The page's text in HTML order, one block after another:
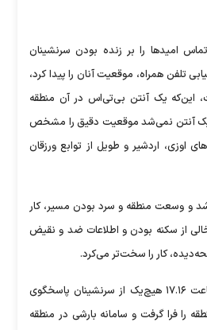
امید‌ها را بر زنده بودن سرنشینان
تلفن همراه، موقعیت آنان را پیدا کرد،
یک آنتن بی‌تی‌اس در آن منطقه
یک آنتن نمی‌شد موقعیت دقیق را مشخص
اوزی، اردشیر و طویل از توابع ورزقان
و وسعت منطقه و سرد بودن مسیر، کار
از سکنه بودن و اطلاعات ضد و نقیض
کار را سخت‌تر می‌کرد.
بعد از سه ساعت، حدود ساعت ۱۷.۱۶ هیچ‌یک از سرنشینان پاسخگوی
را فرا گرفت و سامانه بارشی در منطقه